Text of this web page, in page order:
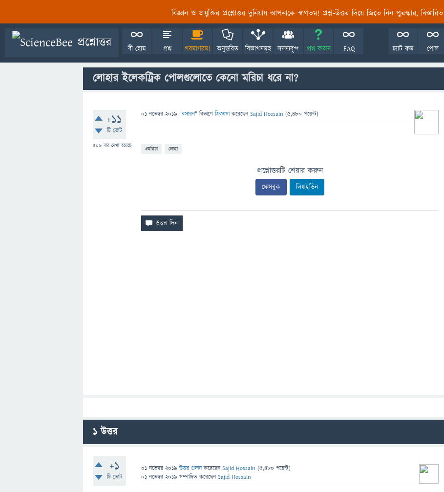
বিজ্ঞান ও প্রযুক্তির প্রশ্নোত্তর দুনিয়ায় আপনাকে স্বাগতম! প্রশ্ন-উত্তর দিয়ে জিতে নিন পুরস্কার, বিস্তারিত
বী হোম প্রশ্ন গরমাগরম! অনুত্তরিত বিভাগসমূহ সদস্যবৃন্দ প্রশ্ন করুন FAQ পোল
চ্যাট রুম
লোহার ইলেকট্রিক পোলগুলোতে কেনো মরিচা ধরে না?
+11
টি ভোট
506 বার দেখা হয়েছে
01 নভেম্বর 2019 "রসায়ন" বিভাগে জিজ্ঞাসাকরেছেনSajid Hossain (5,480 পয়েন্ট)
#মরিচা লোহা
প্রশ্নোত্তরটি শেয়ার করুন
ফেসবুক লিঙ্কইডিন
1উত্তর
+1
টি ভোট
01 নভেম্বর 2019 উত্তর প্রদান করেছেনSajid Hossain (5,480 পয়েন্ট)
01 নভেম্বর 2019 সম্পাদিত করেছেনSajid Hossain